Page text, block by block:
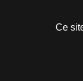
Ce